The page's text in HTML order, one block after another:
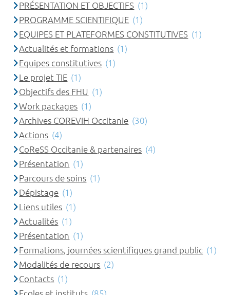
PRÉSENTATION ET OBJECTIFS (1)
PROGRAMME SCIENTIFIQUE (1)
EQUIPES ET PLATEFORMES CONSTITUTIVES (1)
Actualités et formations (1)
Equipes constitutives (1)
Le projet TIE (1)
Objectifs des FHU (1)
Work packages (1)
Archives COREVIH Occitanie (30)
Actions (4)
CoReSS Occitanie & partenaires (4)
Présentation (1)
Parcours de soins (1)
Dépistage (1)
Liens utiles (1)
Actualités (1)
Présentation (1)
Formations, journées scientifiques grand public (1)
Modalités de recours (2)
Contacts (1)